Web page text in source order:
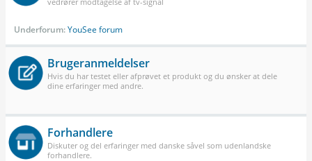
Underforum:YouSee forum
Brugeranmeldelser
Hvis du har testet eller afprøvet et produkt og du ønsker at dele
dine erfaringer med andre.
Forhandlere
Diskuter og del erfaringer med danske såvel som udenlandske
forhandlere.